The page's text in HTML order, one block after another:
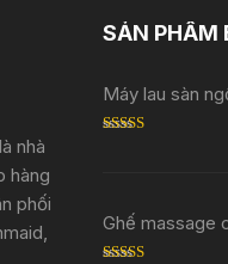
nhà
hàng
phối
SẢN PHẨM
Máy lau sàn
Ghế massage